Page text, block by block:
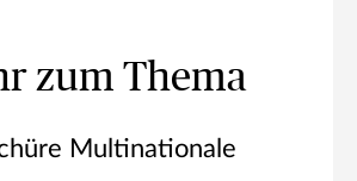
zum Thema
Multinationale